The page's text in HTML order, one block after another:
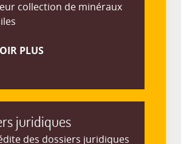
collection de minéraux
PLUS
juridiques
des dossiers juridiques